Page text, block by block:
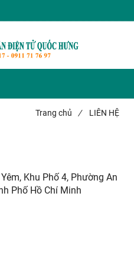
Trang chủ / LIÊN HỆ
Khu Phố 4, Phường An
Phố Hồ Chí Minh